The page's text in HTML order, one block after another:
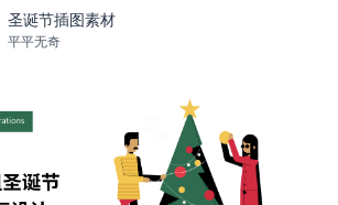
圣诞节插图素材
平平无奇